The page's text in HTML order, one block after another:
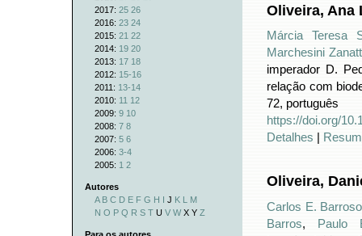
2017: 25 26
2016: 23 24
2015: 21 22
2014: 19 20
2013: 17 18
2012: 15-16
2011: 13-14
2010: 11 12
2009: 9 10
2008: 7 8
2007: 5 6
2006: 3-4
2005: 1 2
Autores
A B C D E F G H I J K L
M
N O P Q R S T U V WX Y Z
Oliveira, Ana
Márcia Teresa
Marchesini
imperador D.
relação com
72, português
https://doi.org/
Detalhes
Oliveira,
Carlos E. Barroso
Barros, Paulo